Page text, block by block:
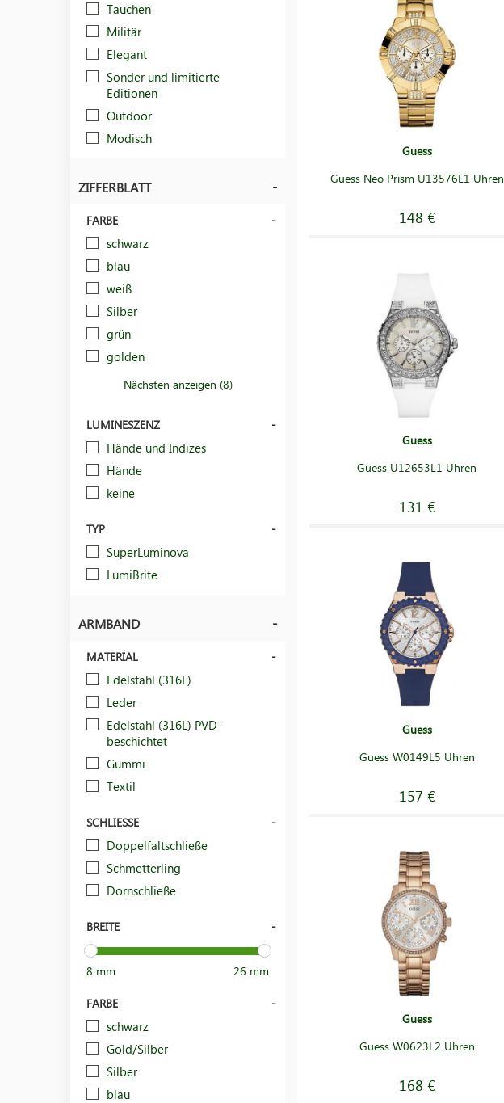
Tauchen
Militär
Elegant
Sonder und limitierte
Editionen
Outdoor
Modisch
ZIFFERBLATT
FARBE
schwarz
blau
weiß
Silber
grün
golden
Nächsten anzeigen (8)
LUMINESZENZ
Hände und Indizes
Hände
keine
TYP
SuperLuminova
LumiBrite
ARMBAND
MATERIAL
Edelstahl (316L)
Leder
Edelstahl (316L) PVD-
beschichtet
Gummi
Textil
SCHLIESSE
Doppelfaltschließe
Schmetterling
Dornschließe
BREITE
8 mm 26 mm
FARBE
schwarz
Gold/Silber
Silber
blau
Guess
Guess Neo Prism U13576L1 Uhren
148 €
Guess
Guess U12653L1 Uhren
131 €
Guess
Guess W0149L5 Uhren
157 €
Guess
Guess W0623L2 Uhren
168 €